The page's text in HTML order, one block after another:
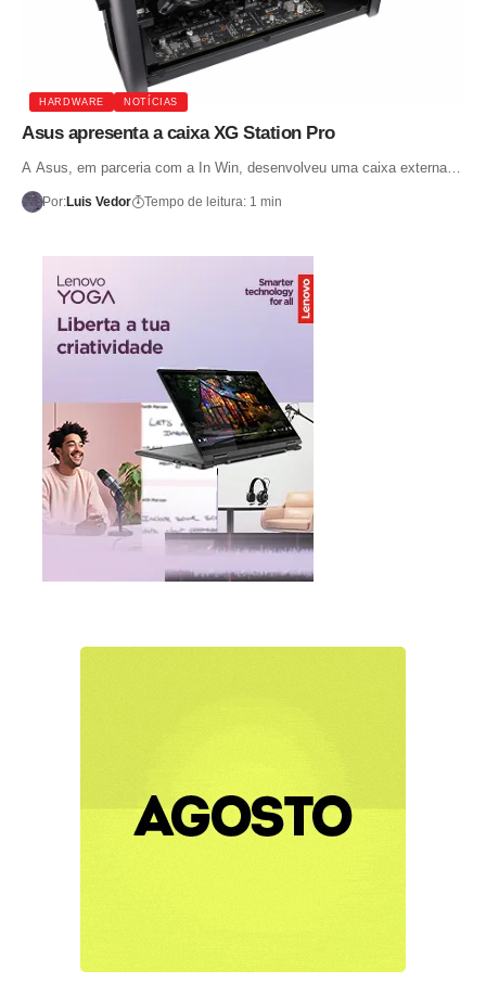
HARDWARE NOTÍCIAS
Asus apresenta a caixa XG Station Pro
A Asus, em parceria com a In Win, desenvolveu uma caixa externa…
Por:Luis Vedor Tempo de leitura: 1 min